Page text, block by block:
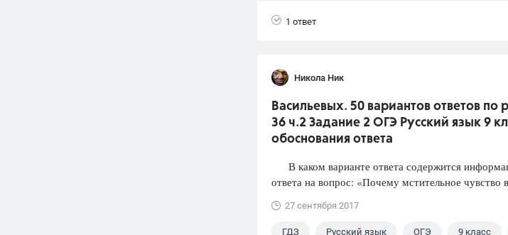
1 ответ
Никола Ник
Васильевых. 50 вариантов ответов по
36 ч.2 Задание 2 ОГЭ Русский язык 9
обоснования ответа
В каком варианте ответа содержится
ответа на вопрос: «Почему мстительное чувство
27 сентября 2017
ГДЗ Русский язык ОГЭ 9 класс